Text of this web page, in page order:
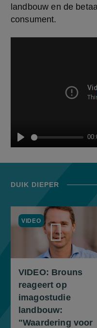
landbouw en de
consument.
Play
DUIK DIEPER
VIDEO: Brouns
reageert op
imagostudie
landbouw:
"Waardering voor
VIDEO